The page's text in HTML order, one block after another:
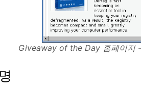
Giveaway of the Day 홈페이지